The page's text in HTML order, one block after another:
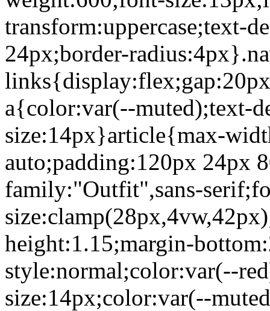
transform:uppercase;text-
24px;border-
a{color:var(--muted);text-
size:14px}article{max-
auto;padding:120px 24px
family:"Outfit",sans-
height:1.15;margin-
style:normal;color:var(--
size:14px;color:var(--